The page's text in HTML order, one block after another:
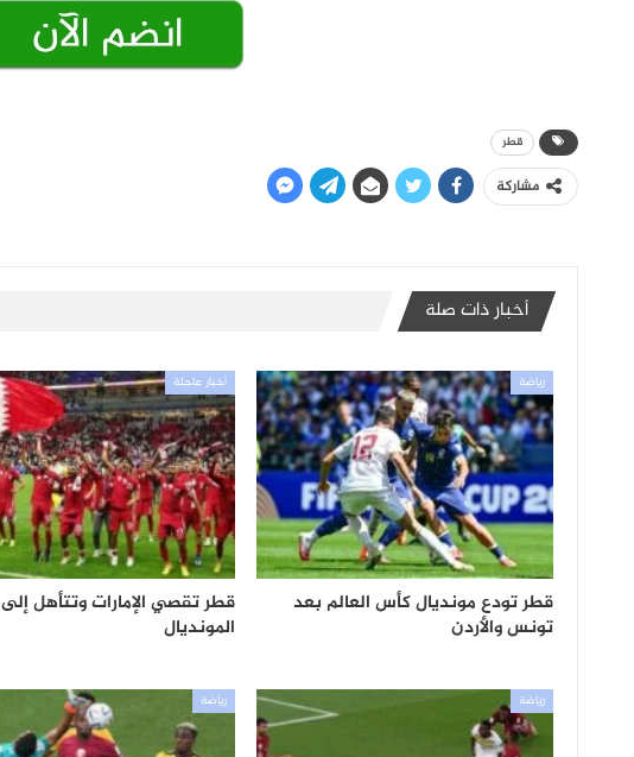
قطر
مشاركة
أخبار ذات صلة
رياضة
قطر تودع مونديال كأس العالم بعد
تونس والأردن
أخبار عاجلة
قطر تقصي الإمارات وتتأهل إلى
المونديال
رياضة رياضة